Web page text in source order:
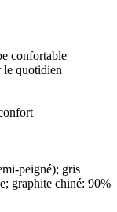
confortable
le quotidien
peigné); gris
graphite chiné: 90%